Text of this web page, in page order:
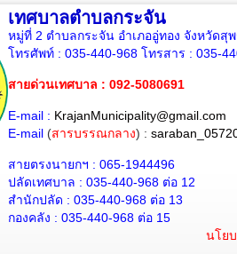
เทศบาลตำบลกระจัน
หมู่ที่ 2 ตำบลกระจัน อำเภออู่ทอง จังหวัดสุ
โทรศัพท์ : 035-440-968 โทรสาร : 035-
สายด่วนเทศบาล : 092-5080691
E-mail : KrajanMunicipality@gmail.com
E-mail (สารบรรณกลาง) :
สายตรงนายกฯ : 065-1944496
ปลัดเทศบาล : 035-440-968 ต่อ 12
สำนักปลัด : 035-440-968 ต่อ 13
กองคลัง : 035-440-968 ต่อ 15
นโย